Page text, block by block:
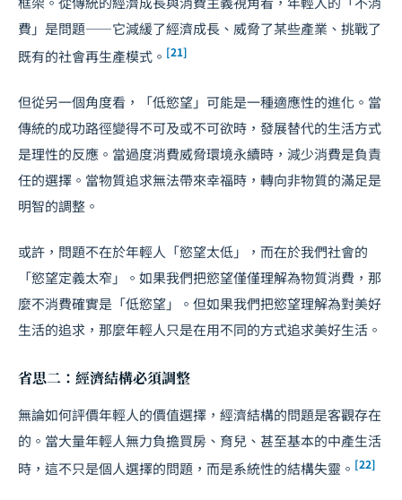
費」是問題——它減緩了經濟成長、威脅了某些產業、挑戰了
既有的社會再生產模式。 [21]
但從另一個角度看，「低慾望」可能是一種適應性的進化。當
傳統的成功路徑變得不可及或不可欲時，發展替代的生活方式
是理性的反應。當過度消費威脅環境永續時，減少消費是負責
任的選擇。當物質追求無法帶來幸福時，轉向非物質的滿足是
明智的調整。
或許，問題不在於年輕人「慾望太低」，而在於我們社會的
「慾望定義太窄」。如果我們把慾望僅僅理解為物質消費，那
麼不消費確實是「低慾望」。但如果我們把慾望理解為對美好
生活的追求，那麼年輕人只是在用不同的方式追求美好生活。
省思二：經濟結構必須調整
無論如何評價年輕人的價值選擇，經濟結構的問題是客觀存在
的。當大量年輕人無力負擔買房、育兒、甚至基本的中產生活
時，這不只是個人選擇的問題，而是系統性的結構失靈。 [22]